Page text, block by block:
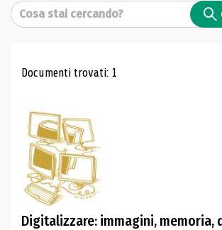
Cerca
Risultati di ricerca
Documenti trovati: 1
Digitalizzare: immagini, memoria,